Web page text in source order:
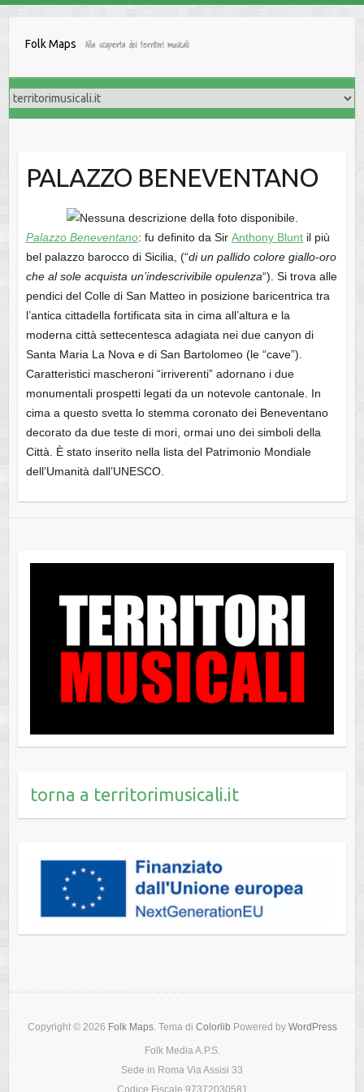
Folk Maps Alla scoperta dei territori musicali
PALAZZO BENEVENTANO
Palazzo Beneventano: fu definito da Sir Anthony Bluntil più
bel palazzo barocco di Sicilia, (“di un pallido colore giallo-oro
che al sole acquista un’indescrivibile opulenza“). Si trova alle
pendici del Colle di San Matteo in posizione baricentrica tra
l’antica cittadella fortificata sita in cima all’altura e la
moderna città settecentesca adagiata nei due canyon di
Santa Maria La Nova e di San Bartolomeo (le “cave”).
Caratteristici mascheroni “irriverenti” adornano i due
monumentali prospetti legati da un notevole cantonale. In
cima a questo svetta lo stemma coronato dei Beneventano
decorato da due teste di mori, ormai uno dei simboli della
Città. È stato inserito nella lista del Patrimonio Mondiale
dell’Umanità dall’UNESCO.
torna a territorimusicali.it
Copyright © 2026 Folk Maps. Tema di Colorlib Powered by WordPress
Folk Media A.P.S.
Sede in Roma Via Assisi 33
Codice Fiscale 97372030581